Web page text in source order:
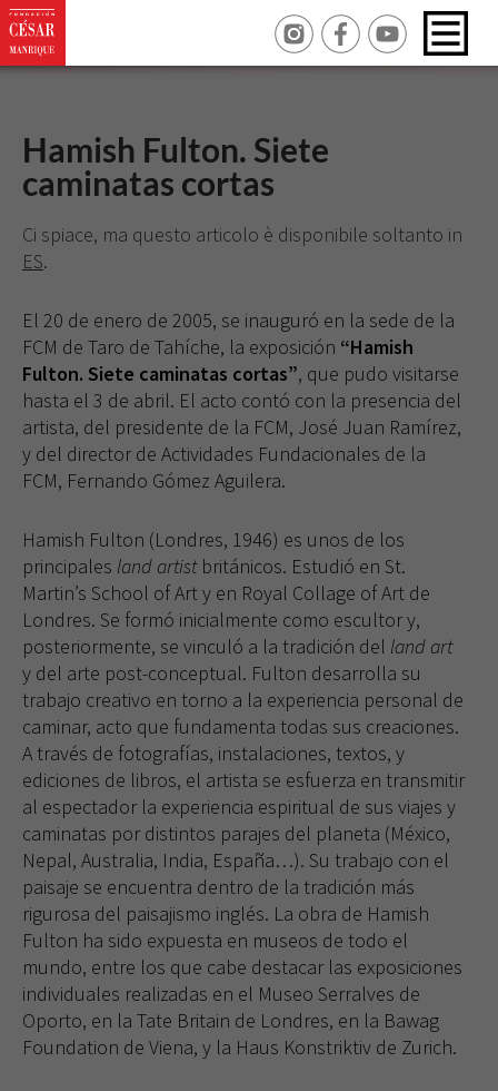
Hamish Fulton. Siete
caminatas cortas
Ci spiace, ma questo articolo è disponibile soltanto in
ES.
El 20 de enero de 2005, se inauguró en la sede de la
FCM de Taro de Tahíche, la exposición “Hamish
Fulton. Siete caminatas cortas”, que pudo visitarse
hasta el 3 de abril. El acto contó con la presencia del
artista, del presidente de la FCM, José Juan Ramírez,
y del director de Actividades Fundacionales de la
FCM, Fernando Gómez Aguilera.
Hamish Fulton (Londres, 1946) es unos de los
principales land artist británicos. Estudió en St.
Martin’s School of Art y en Royal Collage of Art de
Londres. Se formó inicialmente como escultor y,
posteriormente, se vinculó a la tradición del land art
y del arte post-conceptual. Fulton desarrolla su
trabajo creativo en torno a la experiencia personal de
caminar, acto que fundamenta todas sus creaciones.
A través de fotografías, instalaciones, textos, y
ediciones de libros, el artista se esfuerza en transmitir
al espectador la experiencia espiritual de sus viajes y
caminatas por distintos parajes del planeta (México,
Nepal, Australia, India, España…). Su trabajo con el
paisaje se encuentra dentro de la tradición más
rigurosa del paisajismo inglés. La obra de Hamish
Fulton ha sido expuesta en museos de todo el
mundo, entre los que cabe destacar las exposiciones
individuales realizadas en el Museo Serralves de
Oporto, en la Tate Britain de Londres, en la Bawag
Foundation de Viena, y la Haus Konstriktiv de Zurich.